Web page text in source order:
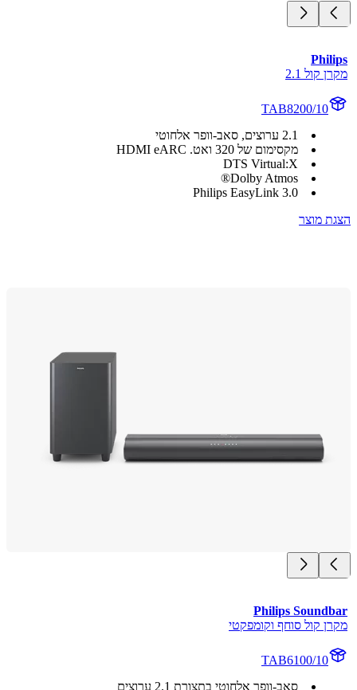
קול 2.1
TAB8200/10
2.1 ערוצים, סאב-וופר אלחוטי
מקסימום של 320 ואט. HDMI eARC
DTS Virtual:X
Dolby Atmos®
Philips EasyLink 3.0
מוצר
Philips
קול סוחף וקומפקטי
TAB6100/10
סאב-וופר אלחוטי בתצורת 2.1 ערוצים